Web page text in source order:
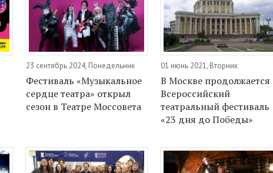
23 сентябрь 2024, Понедельник
Фестиваль «Музыкальное
сердце театра» открыл
сезон в Театре Моссовета
01 июнь 2021, Вторник
В Москве продолжается
Всероссийский
театральный фестиваль
«23 дня до Победы»